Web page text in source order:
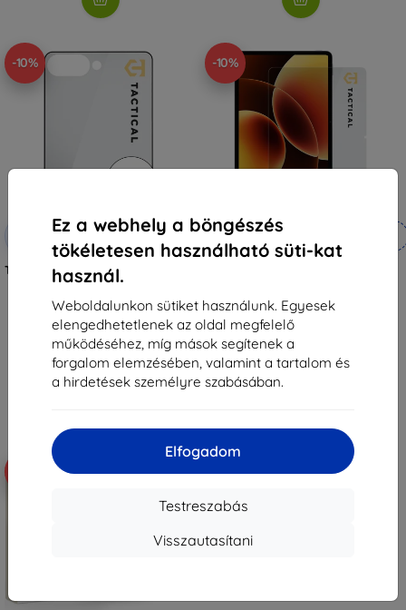
Ez a webhely a böngészés
tökéletesen használható süti-kat
használ.
Weboldalunkon sütiket használunk. Egyesek
elengedhetetlenek az oldal megfelelő
működéséhez, míg mások segítenek a
forgalom elemzésében, valamint a tartalom és
a hirdetések személyre szabásában.
Elfogadom
Testreszabás
Visszautasítani
-10%
Kedvezmény
kuponnal
EXTRA10
Tactical Glass Shield 5D Samsung
Galaxy Z Flip 8-hoz, fekete,
3 590 Ft
3 230 Ft
Raktáron > 5 darab
-10%
-10%
Kedvezmény
kuponnal
4 690 Ft
4 221 Ft
Raktáron > 5 darab
-10%